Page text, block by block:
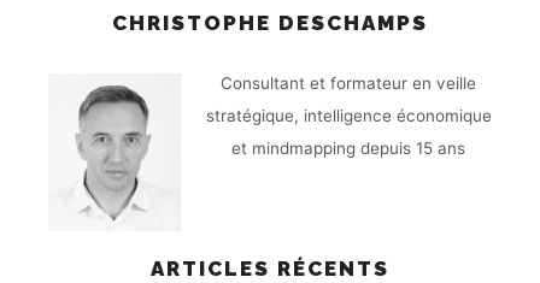
CHRISTOPHE DESCHAMPS
Consultant et formateur en veille
stratégique, intelligence économique
et mindmapping depuis 15 ans
ARTICLES RÉCENTS